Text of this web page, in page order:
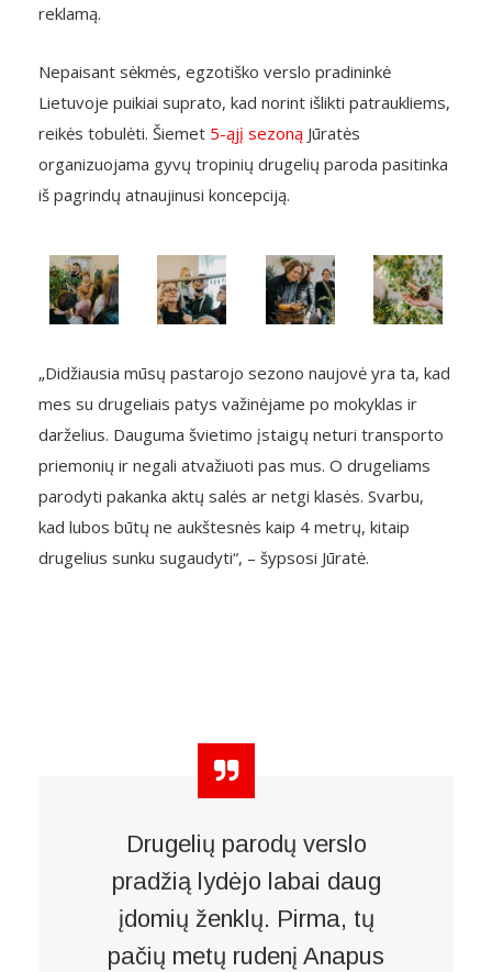
reklamą.
Nepaisant sėkmės, egzotiško verslo pradininkė
Lietuvoje puikiai suprato, kad norint išlikti patraukliems,
reikės tobulėti. Šiemet 5-ąjį sezoną Jūratės
organizuojama gyvų tropinių drugelių paroda pasitinka
iš pagrindų atnaujinusi koncepciją.
„Didžiausia mūsų pastarojo sezono naujovė yra ta, kad
mes su drugeliais patys važinėjame po mokyklas ir
darželius. Dauguma švietimo įstaigų neturi transporto
priemonių ir negali atvažiuoti pas mus. O drugeliams
parodyti pakanka aktų salės ar netgi klasės. Svarbu,
kad lubos būtų ne aukštesnės kaip 4 metrų, kitaip
drugelius sunku sugaudyti“, – šypsosi Jūratė.
Drugelių parodų verslo
pradžią lydėjo labai daug
įdomių ženklų. Pirma, tų
pačių metų rudenį Anapus